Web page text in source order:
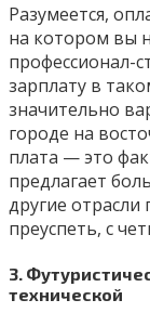
Разумеется,
на котором вы
профессионал-
зарплату в
значительно
городе на
плата — это
предлагает
другие
преуспеть, с
3.
технической